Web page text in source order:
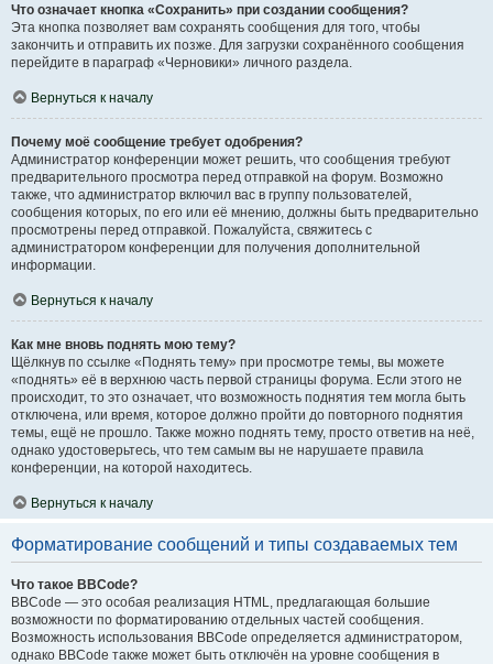
Что означает кнопка «Сохранить» при создании сообщения?
Эта кнопка позволяет вам сохранять сообщения для того, чтобы
закончить и отправить их позже. Для загрузки сохранённого сообщения
перейдите в параграф «Черновики» личного раздела.
Вернуться к началу
Почему моё сообщение требует одобрения?
Администратор конференции может решить, что сообщения требуют
предварительного просмотра перед отправкой на форум. Возможно
также, что администратор включил вас в группу пользователей,
сообщения которых, по его или её мнению, должны быть предварительно
просмотрены перед отправкой. Пожалуйста, свяжитесь с
администратором конференции для получения дополнительной
информации.
Вернуться к началу
Как мне вновь поднять мою тему?
Щёлкнув по ссылке «Поднять тему» при просмотре темы, вы можете
«поднять» её в верхнюю часть первой страницы форума. Если этого не
происходит, то это означает, что возможность поднятия тем могла быть
отключена, или время, которое должно пройти до повторного поднятия
темы, ещё не прошло. Также можно поднять тему, просто ответив на неё,
однако удостоверьтесь, что тем самым вы не нарушаете правила
конференции, на которой находитесь.
Вернуться к началу
Форматирование сообщений и типы создаваемых тем
Что такое BBCode?
BBCode — это особая реализация HTML, предлагающая большие
возможности по форматированию отдельных частей сообщения.
Возможность использования BBCode определяется администратором,
однако BBCode также может быть отключён на уровне сообщения в